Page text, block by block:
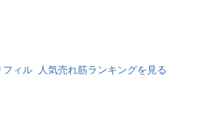
フィル 人気売れ筋ランキングを見る